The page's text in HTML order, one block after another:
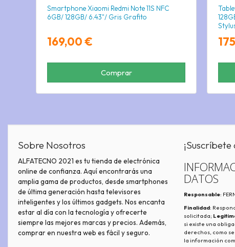
Smartphone Xiaomi Redmi Note 11S NFC
6GB/ 128GB/ 6.43"/ Gris Grafito
169,00 €
Comprar
Sobre Nosotros
ALFATECNO 2021 es tu tienda de electrónica
online de confianza. Aquí encontrarás una
amplia gama de productos, desde smartphones
de última generación hasta televisores
inteligentes y los últimos gadgets. Nos encanta
estar al día con la tecnología y ofrecerte
siempre las mejores marcas y precios. Además,
comprar en nuestra web es fácil y seguro.
DATOS
Responsable:
Finalidad:
solicitada;
si existe una
derechos, como
la información